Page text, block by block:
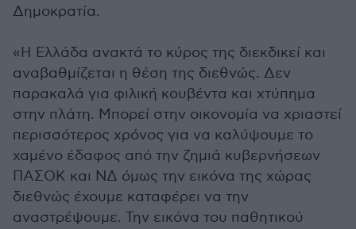
Δημοκρατία.
«Η Ελλάδα ανακτά το κύρος της διεκδικεί και
αναβαθμίζεται η θέση της διεθνώς. Δεν
παρακαλά για φιλική κουβέντα και χτύπημα
στην πλάτη. Μπορεί στην οικονομία να χριαστεί
περισσότερος χρόνος για να καλύψουμε το
χαμένο έδαφος από την ζημιά κυβερνήσεων
ΠΑΣΟΚ και ΝΔ όμως την εικόνα της χώρας
διεθνώς έχουμε καταφέρει να την
αναστρέψουμε. Την εικόνα του παθητικού